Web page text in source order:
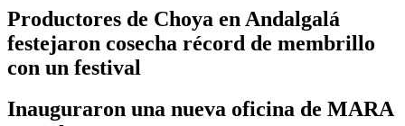
Productores de Choya en Andalgalá
festejaron cosecha récord de membrillo
con un festival
Inauguraron una nueva oficina de MARA